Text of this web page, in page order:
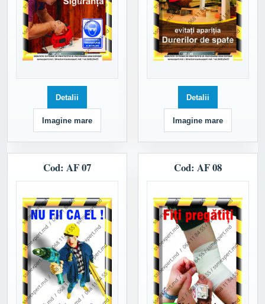
Detalii
Imagine mare
Detalii
Imagine mare
Cod: AF 07 Cod: AF 08